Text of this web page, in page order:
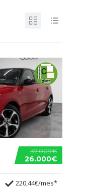
37.009€
26.000€
220,44€/mes*